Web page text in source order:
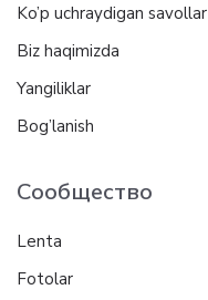
Ko’p uchraydigan savollar
Biz haqimizda
Yangiliklar
Bog’lanish
Сообщество
Lenta
Fotolar